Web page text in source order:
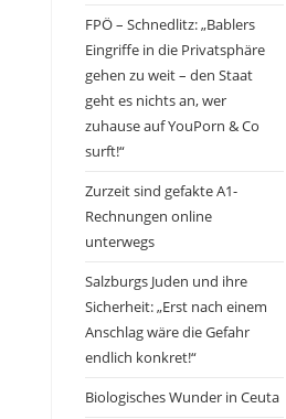
FPÖ – Schnedlitz: „Bablers
Eingriffe in die Privatsphäre
gehen zu weit – den Staat
geht es nichts an, wer
zuhause auf YouPorn & Co
surft!“
Zurzeit sind gefakte A1-
Rechnungen online
unterwegs
Salzburgs Juden und ihre
Sicherheit: „Erst nach einem
Anschlag wäre die Gefahr
endlich konkret!“
Biologisches Wunder in Ceuta